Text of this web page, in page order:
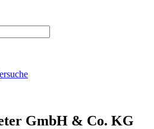
GmbH & Co. KG